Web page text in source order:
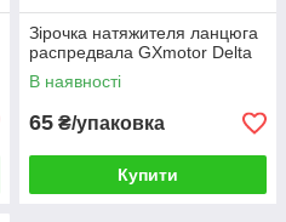
Зірочка натяжителя ланцюга
распредвала GXmotor Delta
В наявності
65 ₴/упаковка
Купити